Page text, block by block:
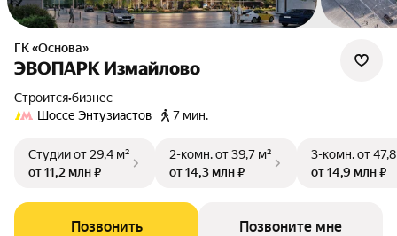
ГК «Основа»
ЭВОПАРК Измайлово
Строится•бизнес
Шоссе Энтузиастов
7 мин.
Студииот 29,4 м²
от 11,2 млн ₽
2-комн.от 39,7 м²
от 14,3 млн ₽
3-комн.от
от 14,9 млн ₽
Позвонить Позвоните мне